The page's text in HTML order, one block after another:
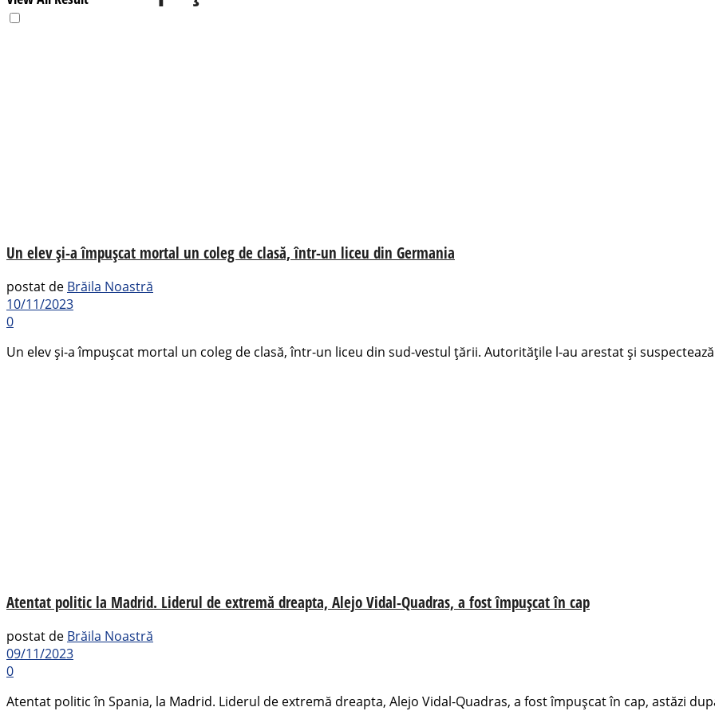
Un elev și-a împușcat mortal un coleg de clasă, într-un liceu din Germania
postat de Brăila Noastră
10/11/2023
0
Un elev și-a împușcat mortal un coleg de clasă, într-un liceu din sud-vestul țării. Autoritățile l-au arestat și suspectează
Atentat politic la Madrid. Liderul de extremă dreapta, Alejo Vidal-Quadras, a fost împușcat în cap
postat de Brăila Noastră
09/11/2023
0
Atentat politic în Spania, la Madrid. Liderul de extremă dreapta, Alejo Vidal-Quadras, a fost împușcat în cap, astăzi